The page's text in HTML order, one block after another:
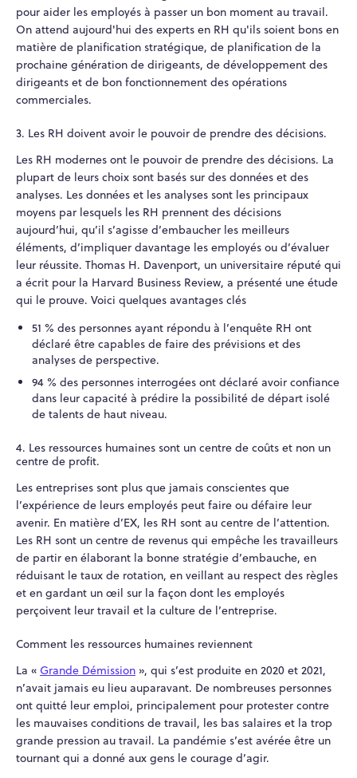
pour aider les employés à passer un bon moment au travail.
On attend aujourd'hui des experts en RH qu'ils soient bons en
matière de planification stratégique, de planification de la
prochaine génération de dirigeants, de développement des
dirigeants et de bon fonctionnement des opérations
commerciales.
3. Les RH doivent avoir le pouvoir de prendre des décisions.
Les RH modernes ont le pouvoir de prendre des décisions. La
plupart de leurs choix sont basés sur des données et des
analyses. Les données et les analyses sont les principaux
moyens par lesquels les RH prennent des décisions
aujourd’hui, qu’il s’agisse d’embaucher les meilleurs
éléments, d’impliquer davantage les employés ou d’évaluer
leur réussite. Thomas H. Davenport, un universitaire réputé qui
a écrit pour la Harvard Business Review, a présenté une étude
qui le prouve. Voici quelques avantages clés
51 % des personnes ayant répondu à l’enquête RH ont
déclaré être capables de faire des prévisions et des
analyses de perspective.
94 % des personnes interrogées ont déclaré avoir confiance
dans leur capacité à prédire la possibilité de départ isolé
de talents de haut niveau.
4. Les ressources humaines sont un centre de coûts et non un
centre de profit.
Les entreprises sont plus que jamais conscientes que
l’expérience de leurs employés peut faire ou défaire leur
avenir. En matière d’EX, les RH sont au centre de l’attention.
Les RH sont un centre de revenus qui empêche les travailleurs
de partir en élaborant la bonne stratégie d’embauche, en
réduisant le taux de rotation, en veillant au respect des règles
et en gardant un œil sur la façon dont les employés
perçoivent leur travail et la culture de l’entreprise.
Comment les ressources humaines reviennent
La « Grande Démission », qui s’est produite en 2020 et 2021,
n’avait jamais eu lieu auparavant. De nombreuses personnes
ont quitté leur emploi, principalement pour protester contre
les mauvaises conditions de travail, les bas salaires et la trop
grande pression au travail. La pandémie s’est avérée être un
tournant qui a donné aux gens le courage d’agir.